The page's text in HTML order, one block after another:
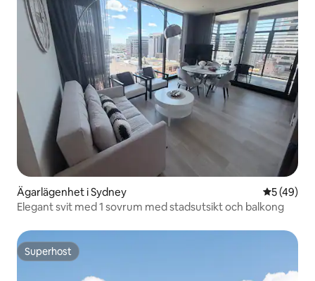
Ägarlägenhet i Sydney 5 av 5 i
5 (49)
Elegant svit med 1 sovrum med stadsutsikt och balkong
Superhost
Superhost